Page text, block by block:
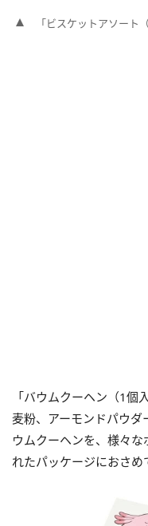
「ビスケットアソート
「バウムクーヘン（1
麦粉、アーモンドパウ
ウムクーヘンを、様々
れたパッケージにおさめ